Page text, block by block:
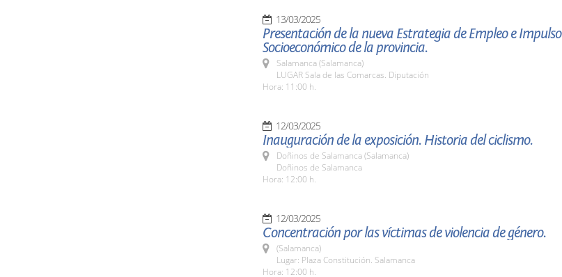
13/03/2025
Presentación de la nueva Estrategia de Empleo e Impulso
Socioeconómico de la provincia.
Salamanca (Salamanca)
LUGAR Sala de las Comarcas. Diputación
Hora: 11:00 h.
12/03/2025
Inauguración de la exposición. Historia del ciclismo.
Doñinos de Salamanca (Salamanca)
Doñinos de Salamanca
Hora: 12:00 h.
12/03/2025
Concentración por las víctimas de violencia de género.
(Salamanca)
Lugar: Plaza Constitución. Salamanca
Hora: 12:00 h.